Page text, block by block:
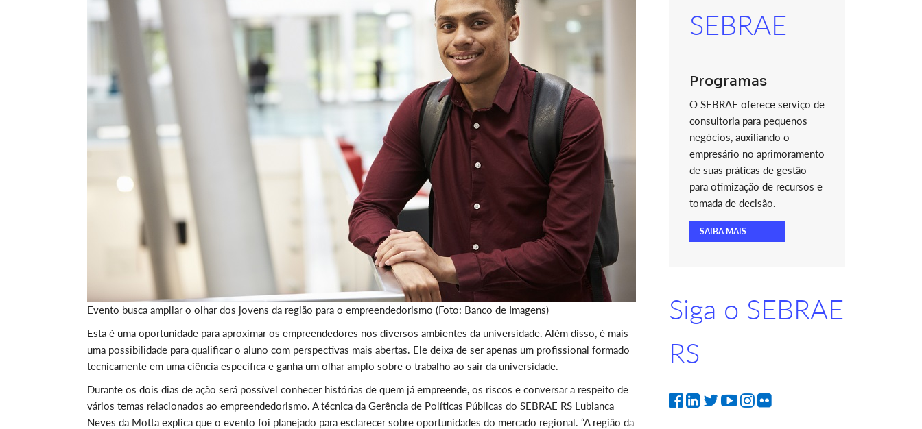
Evento busca ampliar o olhar dos jovens da região para o empreendedorismo (Foto: Banco de Imagens)
Esta é uma oportunidade para aproximar os empreendedores nos diversos ambientes da universidade. Além disso, é mais
uma possibilidade para qualificar o aluno com perspectivas mais abertas. Ele deixa de ser apenas um profissional formado
tecnicamente em uma ciência específica e ganha um olhar amplo sobre o trabalho ao sair da universidade.
Durante os dois dias de ação será possível conhecer histórias de quem já empreende, os riscos e conversar a respeito de
vários temas relacionados ao empreendedorismo. A técnica da Gerência de Políticas Públicas do SEBRAE RS Lubianca
Neves da Motta explica que o evento foi planejado para esclarecer sobre oportunidades do mercado regional. “A região da
SEBRAE
Programas
O SEBRAE oferece serviço de
consultoria para pequenos
negócios, auxiliando o
empresário no aprimoramento
de suas práticas de gestão
para otimização de recursos e
tomada de decisão.
SAIBA MAIS
Siga o SEBRAE
RS